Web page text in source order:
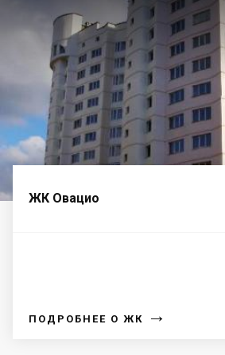
ЖК Овацио
ПОДРОБНЕЕ О ЖК →